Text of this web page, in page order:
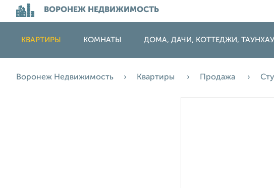
ВОРОНЕЖ НЕДВИЖИМОСТЬ
КВАРТИРЫ КОМНАТЫ ДОМА, ДАЧИ, КОТТЕДЖИ,
Воронеж Недвижимость Квартиры Продажа